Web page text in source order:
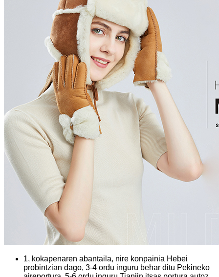
1, kokapenaren abantaila, nire konpainia Hebei
probintzian dago, 3-4 ordu inguru behar ditu Pekineko